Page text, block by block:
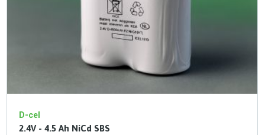
D-cel
2.4V - 4.5 Ah NiCd SBS